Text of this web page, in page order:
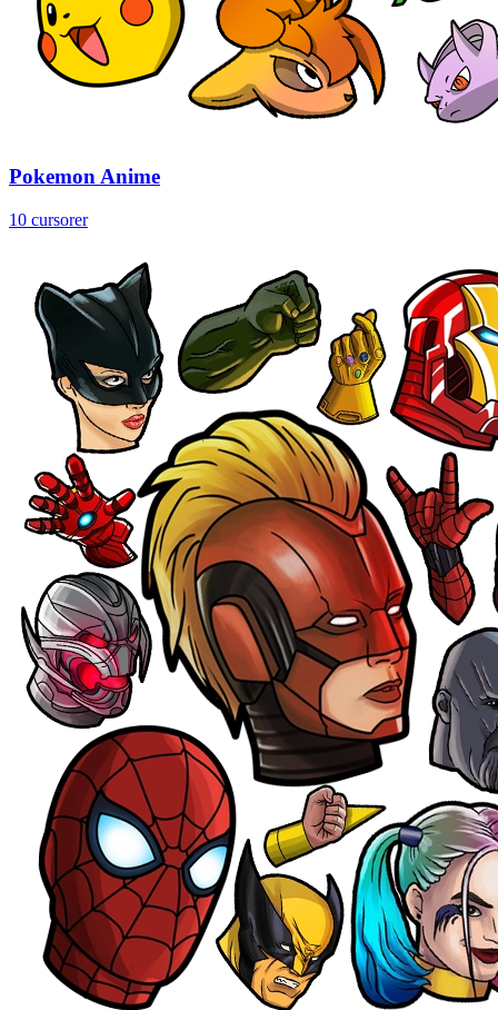
Pokemon Anime
10 cursorer